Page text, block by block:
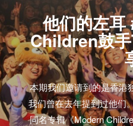
他们的左
Children鼓
本期我们邀请到的是香港
我们曾在去年提到过他们
同名专辑《Modern